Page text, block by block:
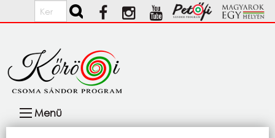
Ugrás a tartalomra
Keresés
navigáció
Menü